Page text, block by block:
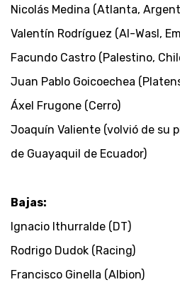
Nicolás Medina (Atlanta,
Valentín Rodríguez (Al-Wasl,
Facundo Castro (Palestino,
Juan Pablo Goicoechea
Áxel Frugone (Cerro)
Joaquín Valiente (volvió de su
de Guayaquil de Ecuador)
Bajas:
Ignacio Ithurralde (DT)
Rodrigo Dudok (Racing)
Francisco Ginella (Albion)